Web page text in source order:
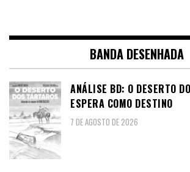
BANDA DESENHADA
ANÁLISE BD: O DESERTO
ESPERA COMO DESTINO
7 DE AGOSTO DE 2026